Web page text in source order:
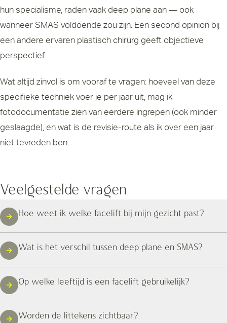
hun specialisme, raden vaak deep plane aan — ook
wanneer SMAS voldoende zou zijn. Een second opinion bij
een andere ervaren plastisch chirurg geeft objectieve
perspectief.
Wat altijd zinvol is om vooraf te vragen: hoeveel van deze
specifieke techniek voer je per jaar uit, mag ik
fotodocumentatie zien van eerdere ingrepen (ook minder
geslaagde), en wat is de revisie-route als ik over een jaar
niet tevreden ben.
Veelgestelde vragen
Hoe weet ik welke facelift bij mijn gezicht past?
Wat is het verschil tussen deep plane en SMAS?
Op welke leeftijd is een facelift gebruikelijk?
Worden de littekens zichtbaar?